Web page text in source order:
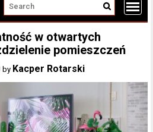
w otwartych
pomieszczeń
by Kacper Rotarski